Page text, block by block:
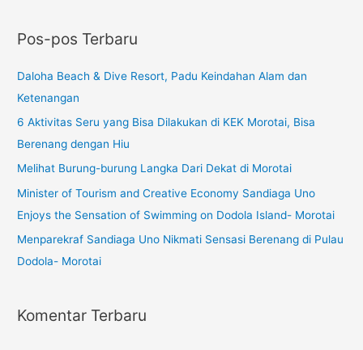
Pos-pos Terbaru
Daloha Beach & Dive Resort, Padu Keindahan Alam dan
Ketenangan
6 Aktivitas Seru yang Bisa Dilakukan di KEK Morotai, Bisa
Berenang dengan Hiu
Melihat Burung-burung Langka Dari Dekat di Morotai
Minister of Tourism and Creative Economy Sandiaga Uno
Enjoys the Sensation of Swimming on Dodola Island- Morotai
Menparekraf Sandiaga Uno Nikmati Sensasi Berenang di Pulau
Dodola- Morotai
Komentar Terbaru